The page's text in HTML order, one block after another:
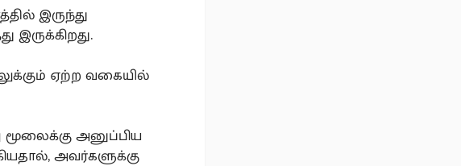
இருந்து
இருக்கிறது.
ஏற்ற வகையில்
அனுப்பிய
அவர்களுக்கு